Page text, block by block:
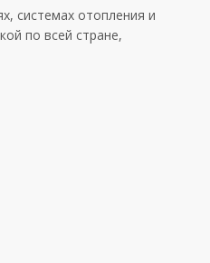
системах отопления и
по всей стране,